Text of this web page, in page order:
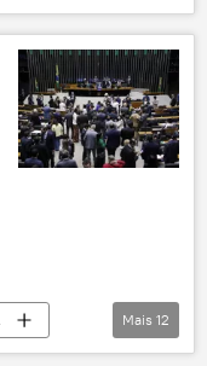
Mais 12